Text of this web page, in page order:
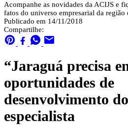
Acompanhe as novidades da ACIJS e
fatos do universo empresarial da região
Publicado em 14/11/2018
Compartilhe:
“Jaraguá precisa
oportunidades de
desenvolvimento
especialista